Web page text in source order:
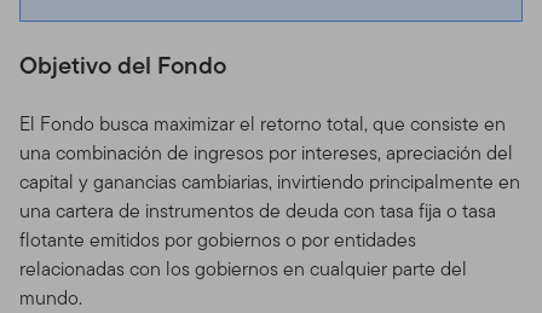
Objetivo del Fondo
El Fondo busca maximizar el retorno total, que consiste en
una combinación de ingresos por intereses, apreciación del
capital y ganancias cambiarias, invirtiendo principalmente en
una cartera de instrumentos de deuda con tasa fija o tasa
flotante emitidos por gobiernos o por entidades
relacionadas con los gobiernos en cualquier parte del
mundo.